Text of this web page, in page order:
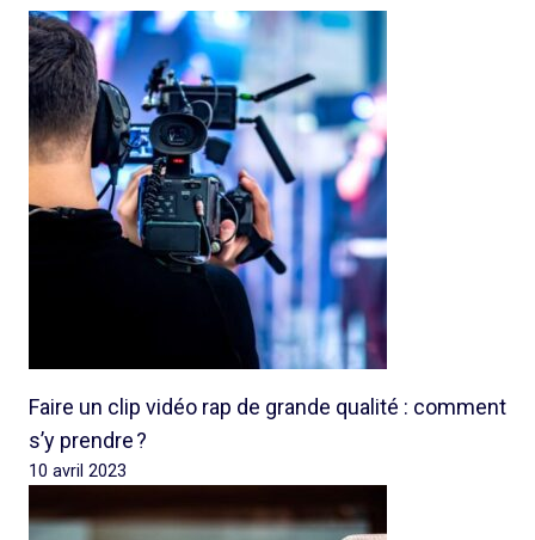
Faire un clip vidéo rap de grande qualité : comment
s’y prendre ?
10 avril 2023